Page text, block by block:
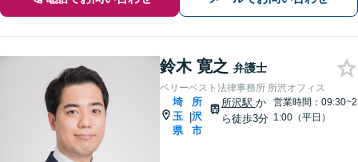
鈴木 寛之 弁護士
ベリーベスト法律事務所 所沢オフィス
埼
玉
県
|
所
沢
市
所沢駅 か
ら徒歩3分
営業時間：09:30~2
1:00（平日）